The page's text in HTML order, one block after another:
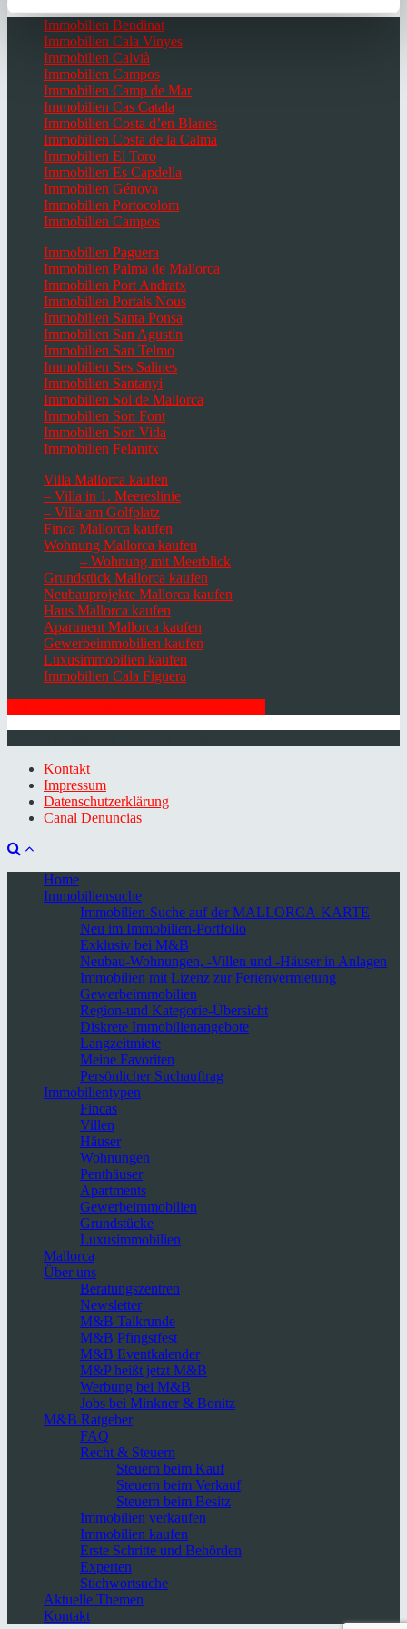
Immobilien Bendinat
Immobilien Cala Vinyes
Immobilien Calvià
Immobilien Campos
Immobilien Camp de Mar
Immobilien Cas Catala
Immobilien Costa d’en Blanes
Immobilien Costa de la Calma
Immobilien El Toro
Immobilien Es Capdella
Immobilien Génova
Immobilien Portocolom
Immobilien Campos
Immobilien Paguera
Immobilien Palma de Mallorca
Immobilien Port Andratx
Immobilien Portals Nous
Immobilien Santa Ponsa
Immobilien San Agustin
Immobilien San Telmo
Immobilien Ses Salines
Immobilien Santanyi
Immobilien Sol de Mallorca
Immobilien Son Font
Immobilien Son Vida
Immobilien Felanitx
Villa Mallorca kaufen
– Villa in 1. Meereslinie
– Villa am Golfplatz
Finca Mallorca kaufen
Wohnung Mallorca kaufen
– Wohnung mit Meerblick
Grundstück Mallorca kaufen
Neubauprojekte Mallorca kaufen
Haus Mallorca kaufen
Apartment Mallorca kaufen
Gewerbeimmobilien kaufen
Luxusimmobilien kaufen
Immobilien Cala Figuera
Kontakt
Impressum
Datenschutzerklärung
Canal Denuncias
Home
Immobiliensuche
Immobilien-Suche auf der MALLORCA-KARTE
Neu im Immobilien-Portfolio
Exklusiv bei M&B
Neubau-Wohnungen, -Villen und -Häuser in Anlagen
Immobilien mit Lizenz zur Ferienvermietung
Gewerbeimmobilien
Region-und Kategorie-Übersicht
Diskrete Immobilienangebote
Langzeitmiete
Meine Favoriten
Persönlicher Suchauftrag
Immobilientypen
Fincas
Villen
Häuser
Wohnungen
Penthäuser
Apartments
Gewerbeimmobilien
Grundstücke
Luxusimmobilien
Mallorca
Über uns
Beratungszentren
Newsletter
M&B Talkrunde
M&B Pfingstfest
M&B Eventkalender
M&P heißt jetzt M&B
Werbung bei M&B
Jobs bei Minkner & Bonitz
M&B Ratgeber
FAQ
Recht & Steuern
Steuern beim Kauf
Steuern beim Verkauf
Steuern beim Besitz
Immobilien verkaufen
Immobilien kaufen
Erste Schritte und Behörden
Experten
Stichwortsuche
Aktuelle Themen
Kontakt